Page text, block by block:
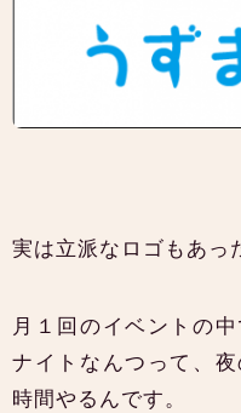
実は立派なロゴもあっ
月１回のイベントの
ナイトなんつって、
時間やるんです。